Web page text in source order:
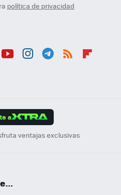
política de privacidad
a
ventajas exclusivas